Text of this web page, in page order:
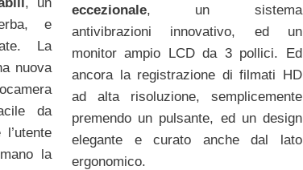
e
La
nuova
da
la
eccezionale, un sistema
antivibrazioni innovativo, ed un
monitor ampio LCD da 3 pollici. Ed
ancora la registrazione di filmati HD
ad alta risoluzione, semplicemente
premendo un pulsante, ed un design
elegante e curato anche dal lato
ergonomico.